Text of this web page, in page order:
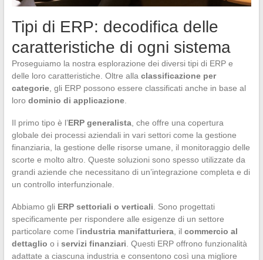
Tipi di ERP: decodifica delle
caratteristiche di ogni sistema
Proseguiamo la nostra esplorazione dei diversi tipi di ERP e
delle loro caratteristiche. Oltre alla classificazione per
categorie, gli ERP possono essere classificati anche in base al
loro dominio di applicazione.
Il primo tipo è l’ERP generalista, che offre una copertura
globale dei processi aziendali in vari settori come la gestione
finanziaria, la gestione delle risorse umane, il monitoraggio delle
scorte e molto altro. Queste soluzioni sono spesso utilizzate da
grandi aziende che necessitano di un’integrazione completa e di
un controllo interfunzionale.
Abbiamo gli ERP settoriali o verticali . Sono progettati
specificamente per rispondere alle esigenze di un settore
particolare come l’industria manifatturiera, il commercio al
dettaglio o i servizi finanziari . Questi ERP offrono funzionalità
adattate a ciascuna industria e consentono così una migliore